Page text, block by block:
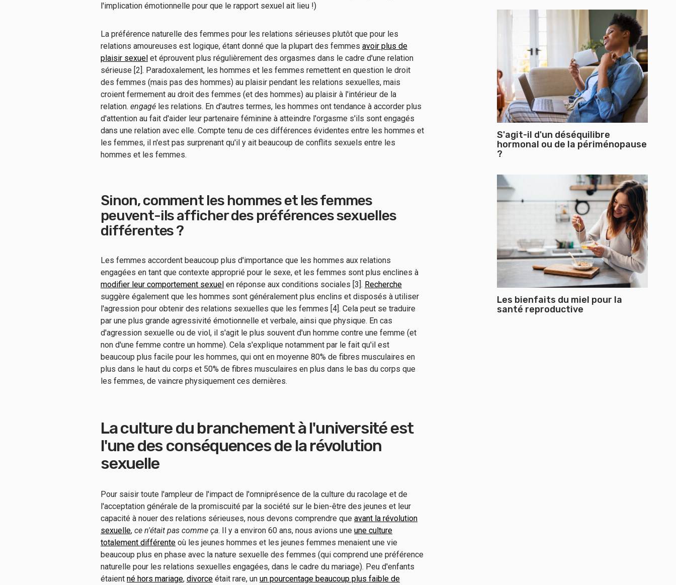
l'implication émotionnelle pour que le rapport sexuel ait lieu !)
La préférence naturelle des femmes pour les relations sérieuses plutôt que pour les
relations amoureuses est logique, étant donné que la plupart des femmes avoir plus de
plaisir sexuel et éprouvent plus régulièrement des orgasmes dans le cadre d'une relation
sérieuse [2]. Paradoxalement, les hommes et les femmes remettent en question le droit
des femmes (mais pas des hommes) au plaisir pendant les relations sexuelles, mais
croient fermement au droit des femmes (et des hommes) au plaisir à l'intérieur de la
relation. engagé les relations. En d'autres termes, les hommes ont tendance à accorder plus
d'attention au fait d'aider leur partenaire féminine à atteindre l'orgasme s'ils sont engagés
dans une relation avec elle. Compte tenu de ces différences évidentes entre les hommes et
les femmes, il n'est pas surprenant qu'il y ait beaucoup de conflits sexuels entre les
hommes et les femmes.
Sinon, comment les hommes et les femmes
peuvent-ils afficher des préférences sexuelles
différentes ?
Les femmes accordent beaucoup plus d'importance que les hommes aux relations
engagées en tant que contexte approprié pour le sexe, et les femmes sont plus enclines à
modifier leur comportement sexuel en réponse aux conditions sociales [3]. Recherche
suggère également que les hommes sont généralement plus enclins et disposés à utiliser
l'agression pour obtenir des relations sexuelles que les femmes [4]. Cela peut se traduire
par une plus grande agressivité émotionnelle et verbale, ainsi que physique. En cas
d'agression sexuelle ou de viol, il s'agit le plus souvent d'un homme contre une femme (et
non d'une femme contre un homme). Cela s'explique notamment par le fait qu'il est
beaucoup plus facile pour les hommes, qui ont en moyenne 80% de fibres musculaires en
plus dans le haut du corps et 50% de fibres musculaires en plus dans le bas du corps que
les femmes, de vaincre physiquement ces dernières.
La culture du branchement à l'université est
l'une des conséquences de la révolution
sexuelle
Pour saisir toute l'ampleur de l'impact de l'omniprésence de la culture du racolage et de
l'acceptation générale de la promiscuité par la société sur le bien-être des jeunes et leur
capacité à nouer des relations sérieuses, nous devons comprendre que avant la révolution
sexuelle, ce n'était pas comme ça. Il y a environ 60 ans, nous avions une une culture
totalement différente où les jeunes hommes et les jeunes femmes menaient une vie
beaucoup plus en phase avec la nature sexuelle des femmes (qui comprend une préférence
naturelle pour les relations sexuelles engagées, dans le cadre du mariage). Peu d'enfants
étaient né hors mariage, divorce était rare, un un pourcentage beaucoup plus faible de
S'agit-il d'un déséquilibre
hormonal ou de la périménopause
?
Les bienfaits du miel pour la
santé reproductive